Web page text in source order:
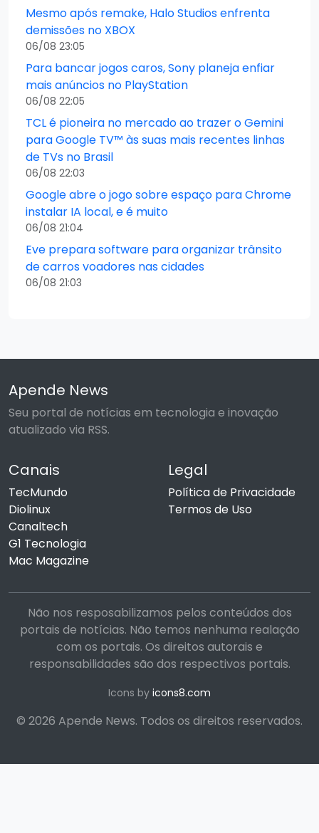
Mesmo após remake, Halo Studios enfrenta
demissões no XBOX
06/08 23:05
Para bancar jogos caros, Sony planeja enfiar
mais anúncios no PlayStation
06/08 22:05
TCL é pioneira no mercado ao trazer o Gemini
para Google TV™ às suas mais recentes linhas
de TVs no Brasil
06/08 22:03
Google abre o jogo sobre espaço para Chrome
instalar IA local, e é muito
06/08 21:04
Eve prepara software para organizar trânsito
de carros voadores nas cidades
06/08 21:03
Apende News
Seu portal de notícias em tecnologia e inovação
atualizado via RSS.
Canais
TecMundo
Diolinux
Canaltech
G1 Tecnologia
Mac Magazine
Legal
Política de Privacidade
Termos de Uso
Não nos resposabilizamos pelos conteúdos dos
portais de notícias. Não temos nenhuma realação
com os portais. Os direitos autorais e
responsabilidades são dos respectivos portais.
Icons by icons8.com
© 2026 Apende News. Todos os direitos reservados.